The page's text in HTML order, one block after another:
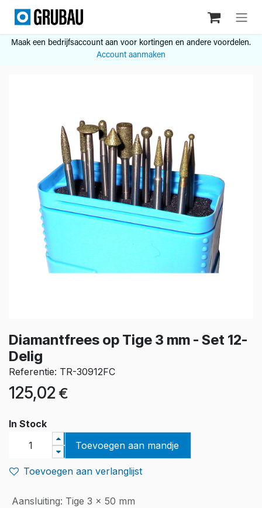
Overslaan naar inhoud
Maak een bedrijfsaccount aan voor kortingen en andere voordelen.
Account aanmaken
Diamantfrees op Tige 3 mm - Set 12-
Delig
Referentie: TR-30912FC
125,02 €
In Stock
Toevoegen aan mandje
Toevoegen aan verlanglijst
Aansluiting: Tige 3 x 50 mm